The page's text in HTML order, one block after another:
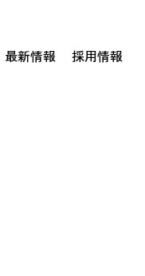
最新情報 採用情報